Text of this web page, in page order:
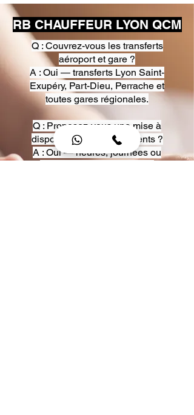
RB CHAUFFEUR LYON QCM
Q : Couvrez-vous les transferts
aéroport et gare ?
A : Oui — transferts Lyon Saint-
Exupéry, Part-Dieu, Perrache et
toutes gares régionales.
Q : Proposez-vous une mise à
disposition pour événements ?
A : Oui — heures, journées ou